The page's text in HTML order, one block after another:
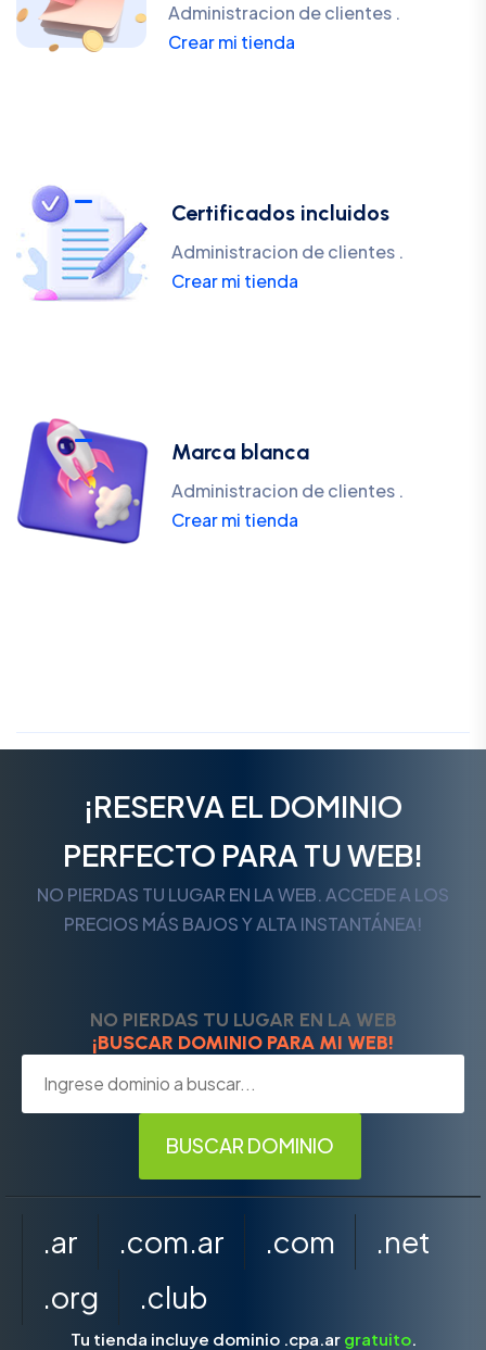
Administracion de clientes .
Crear mi tienda
Certificados incluidos
Administracion de clientes .
Crear mi tienda
Marca blanca
Administracion de clientes .
Crear mi tienda
¡RESERVA EL DOMINIO
PERFECTO PARA TU WEB!
NO PIERDAS TU LUGAR EN LA WEB. ACCEDE A LOS
PRECIOS MÁS BAJOS Y ALTA INSTANTÁNEA!
NO PIERDAS TU LUGAR EN LA WEB
¡BUSCAR DOMINIO PARA MI WEB!
.ar .com.ar .com
.net
.org
.club
Tu tienda incluye dominio .cpa.ar gratuito.